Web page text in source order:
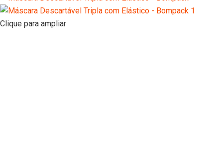
Clique para ampliar